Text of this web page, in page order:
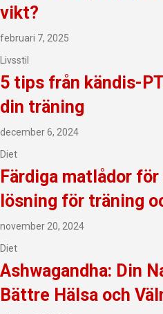
vikt?
februari 7, 2025
Livsstil
5 tips från kändis-
din träning
december 6, 2024
Diet
Färdiga matlådor
lösning för träning
november 20, 2024
Diet
Ashwagandha: Din
Bättre Hälsa och